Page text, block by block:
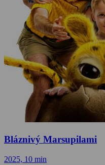
Bláznivý Marsupilami
2025, 10 min